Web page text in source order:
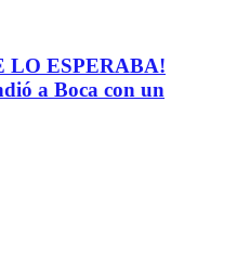
LO ESPERABA!
a Boca con un